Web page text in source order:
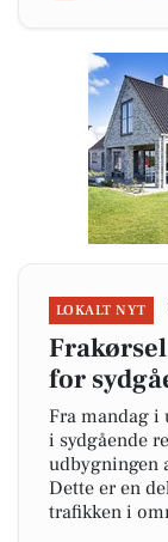
LOKALT NYT
for
Fra mandag i
i sydgående
udbygningen
Dette er en
trafikken i